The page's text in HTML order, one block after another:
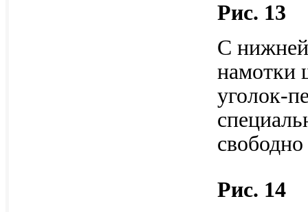
Рис. 13
С
намотки
уголок-
Рис. 14